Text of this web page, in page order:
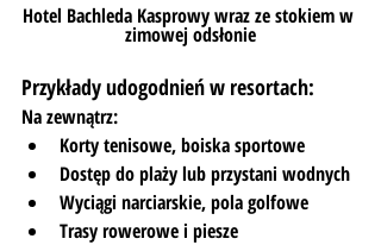
Hotel Bachleda Kasprowy wraz ze stokiem w
zimowej odsłonie
Przykłady udogodnień w resortach:
Na zewnątrz:
Korty tenisowe, boiska sportowe
Dostęp do plaży lub przystani wodnych
Wyciągi narciarskie, pola golfowe
Trasy rowerowe i piesze